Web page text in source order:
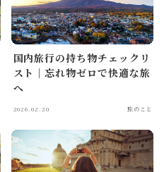
国内旅行の持ち物チェックリ
スト｜忘れ物ゼロで快適な旅
へ
2026.02.20 旅のこと